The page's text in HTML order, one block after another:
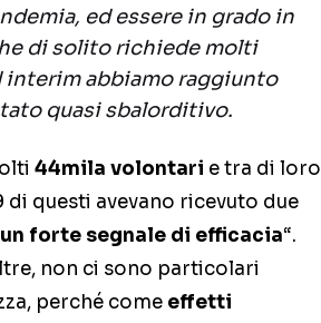
ed essere in grado in
di solito richiede molti
interim abbiamo raggiunto
quasi sbalorditivo.
44mila volontari e tra di loro
questi avevano ricevuto due
forte segnale di efficacia“.
non ci sono particolari
perché come effetti